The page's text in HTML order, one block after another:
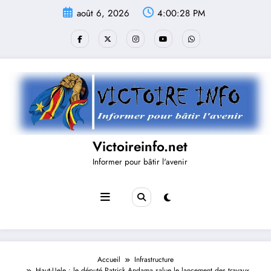
août 6, 2026 4:00:29 PM
Victoireinfo.net
Informer pour bâtir l'avenir
Accueil
Infrastructure